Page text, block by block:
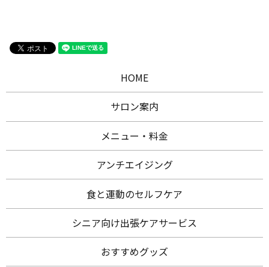
HOME
サロン案内
メニュー・料金
アンチエイジング
食と運動のセルフケア
シニア向け出張ケアサービス
おすすめグッズ